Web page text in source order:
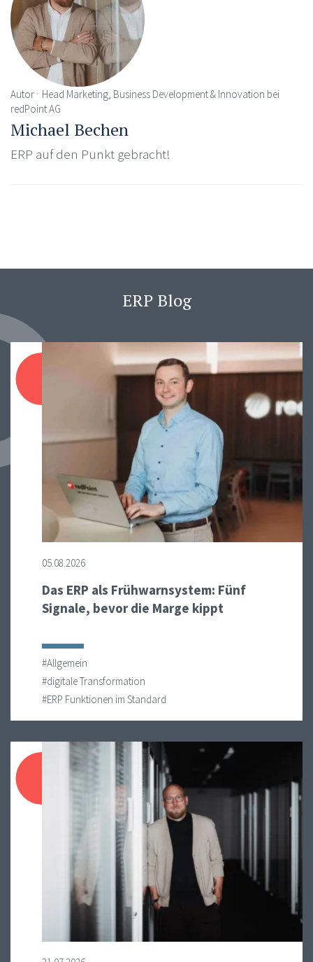
Autor
Head Marketing, Business Development & Innovation bei
redPoint AG
Michael Bechen
ERP auf den Punkt gebracht!
ERP Blog
05.08.2026
Das ERP als Frühwarnsystem: Fünf
Signale, bevor die Marge kippt
#Allgemein
#digitale Transformation
#ERP Funktionen im Standard